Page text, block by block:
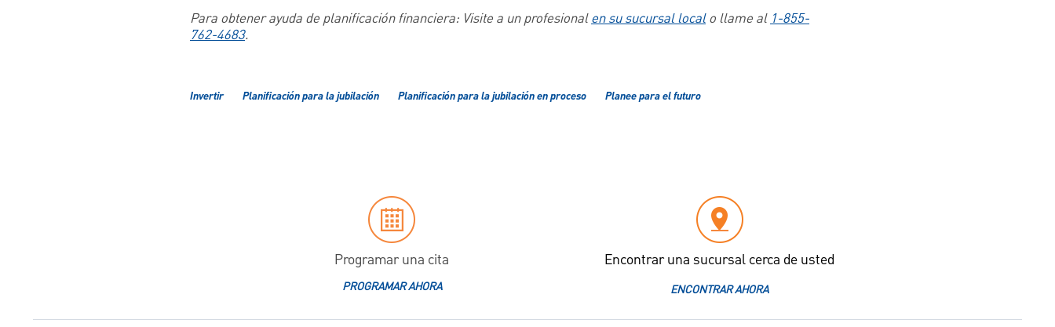
Para obtener ayuda de planificación financiera: Visite a un profesionalen su sucursal localo llame al1-855-
762-4683.
Invertir Planificación para la jubilación Planificación para la jubilación en proceso Planee para el futuro
Programar una cita
PROGRAMAR AHORA
Encontrar una sucursal cerca de usted
ENCONTRAR AHORA